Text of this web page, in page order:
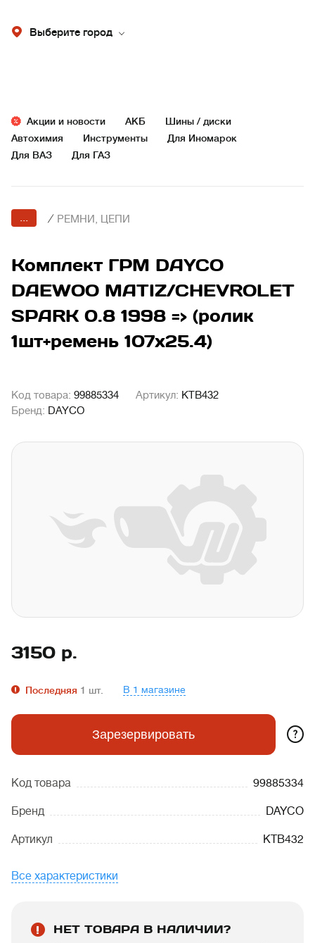
Выберите город
Акции и новости АКБ
Шины / диски
Автохимия
Инструменты
Для Иномарок
Для ВАЗ
Для ГАЗ
... / РЕМНИ, ЦЕПИ
Комплект ГРМ DAYCO
DAEWOO MATIZ/CHEVROLET
SPARK 0.8 1998 => (ролик
1шт+ремень 107x25.4)
Код товара: 99885334 Артикул: KTB432
Бренд: DAYCO
3150 р.
Последняя 1 шт. В 1 магазине
Зарезервировать ?
Код товара 99885334
Бренд DAYCO
Артикул KTB432
Все характеристики
НЕТ ТОВАРА В НАЛИЧИИ?